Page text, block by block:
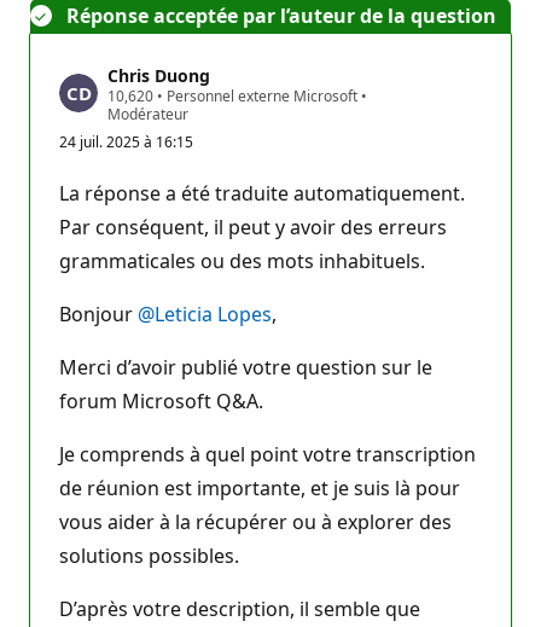
Réponse acceptée par l’auteur de la question
Chris Duong
10,620 P
o
n
s
d
e
r
é
t
i
n
• Personnel externe Microsoft •
Modérateur
24 juil. 2025 à 16:15
La réponse a été traduite automatiquement.
Par conséquent, il peut y avoir des erreurs
grammaticales ou des mots inhabituels.
Bonjour @Leticia Lopes,
Merci d’avoir publié votre question sur le
forum Microsoft Q&A.
Je comprends à quel point votre transcription
de réunion est importante, et je suis là pour
vous aider à la récupérer ou à explorer des
solutions possibles.
D’après votre description, il semble que